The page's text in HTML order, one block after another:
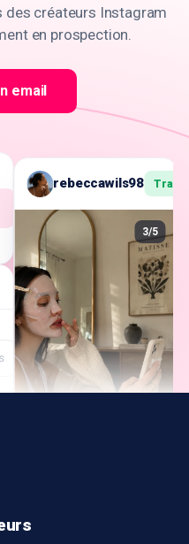
des créateurs Instagram
en prospection.
email
rebeccawils98
3/5